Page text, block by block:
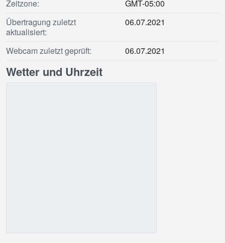
Zeitzone:
GMT-05:00
Übertragung zuletzt
aktualisiert:
06.07.2021
Webcam zuletzt geprüft: 06.07.2021
Wetter und Uhrzeit